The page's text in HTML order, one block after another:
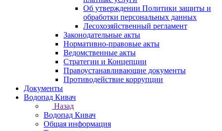
Об утверждении Политики защиты и
обработки персональных данных
Лесохозяйственный регламент
Законодательные акты
Нормативно-правовые акты
Ведомственные акты
Стратегии и Концепции
Правоустанавливающие документы
Противодействие коррупции
Документы
Водопад Кивач
Назад
Водопад Кивач
Общая информация